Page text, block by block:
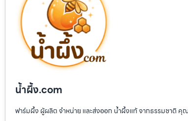
น้ำผึ้ง.com
ฟาร์มผึ้ง ผู้ผลิต จำหน่าย และส่งออก น้ำผึ้งแท้ จากธรรมชาติ